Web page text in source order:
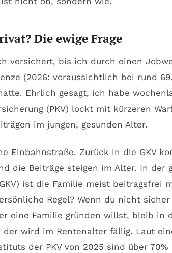
Die ewige Frage
versichert, bis ich durch einen
(2026: voraussichtlich bei rund
Ehrlich gesagt, ich habe
(PKV) lockt mit kürzeren
im jungen, gesunden Alter.
Einbahnstraße. Zurück in die GKV
die Beiträge steigen im Alter. In der
ist die Familie meist beitragsfrei
Regel? Wenn du nicht
eine Familie gründen willst, bleib in
der wird im Rentenalter fällig. Laut
der PKV von 2025 sind über